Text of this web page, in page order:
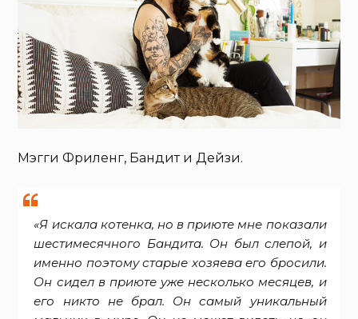
Мэгги Фриленг, Бандит и Дейзи.
«Я искала котенка, но в приюте мне показали
шестимесячного Бандита. Он был слепой, и
именно поэтому старые хозяева его бросили.
Он сидел в приюте уже несколько месяцев, и
его никто не брал. Он самый уникальный